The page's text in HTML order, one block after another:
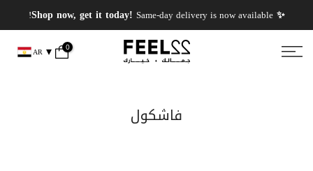
انتقل
إلى
المحتوى
✨ Shop now, get it today!
Same-day delivery is now available!
0
AR
فاشكول